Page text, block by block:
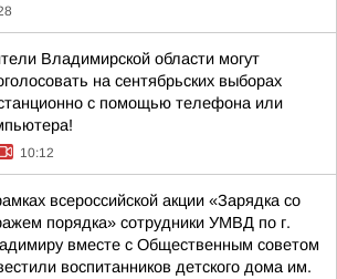
Владимирской области могут
на сентябрьских выборах
с помощью телефона или
10:12
всероссийской акции «Зарядка со
порядка» сотрудники УМВД по г.
вместе с Общественным советом
воспитанников детского дома им.